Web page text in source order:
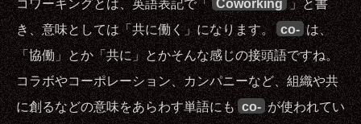
コワーキングとは、英語表記で「 Coworking 」と書
き、意味としては「共に働く」になります。 co- は、
「協働」とか「共に」とかそんな感じの接頭語ですね。
コラボやコーポレーション、カンパニーなど、組織や共
に創るなどの意味をあらわす単語にも co- が使われてい